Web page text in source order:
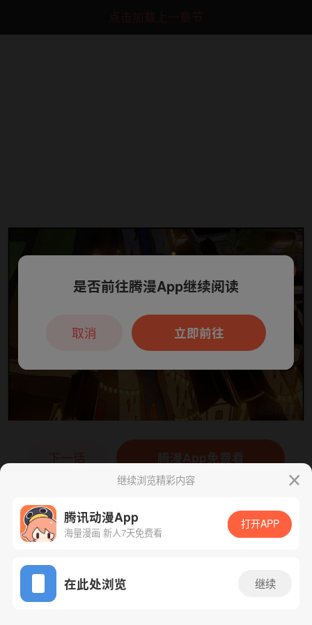
点击加载上一章节
App免费看
腾漫App免费看
继续浏览精彩内容
腾讯动漫App
海量漫画 新人7天免费看
打开APP
在此处浏览 继续
本章节仅支持App阅读，可打开App新用
户7天免费看
是否前往腾漫App继续阅读
立即前往
取消